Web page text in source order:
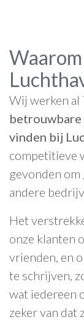
Wij werken al
betrouwbare
vinden bij
competitieve
gevonden
andere
Het
onze klanten
vrienden, en
te schrijven,
wat iedereen
zeker van dat